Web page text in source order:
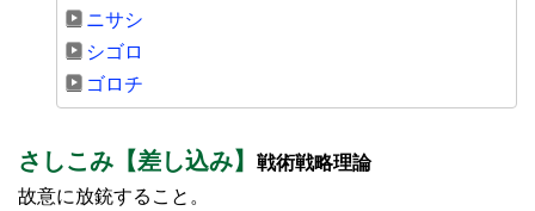
ニサシ
シゴロ
ゴロチ
さしこみ【差し込み】 戦術戦略理論
故意に放銃すること。